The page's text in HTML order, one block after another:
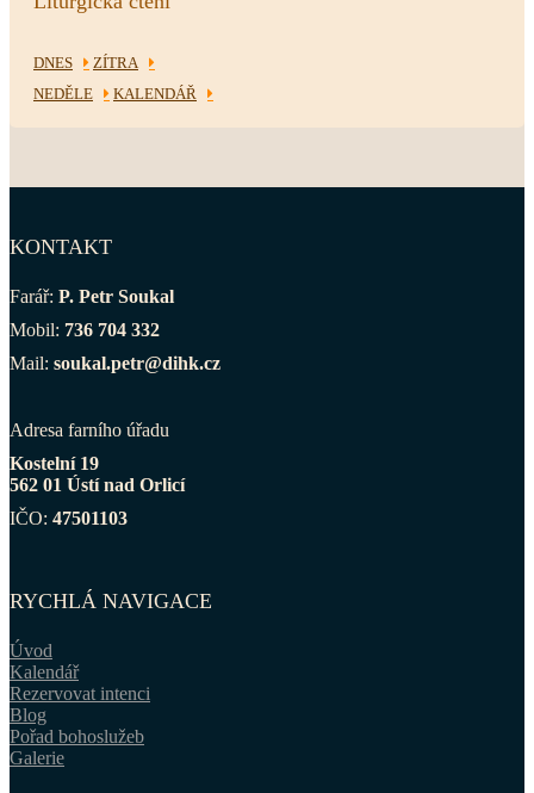
DNES
ZÍTRA
NEDĚLE
KALENDÁŘ
KONTAKT
Farář: P. Petr Soukal
Mobil: 736 704 332
Mail: soukal.petr@dihk.cz
Adresa farního úřadu
Kostelní 19
562 01 Ústí nad Orlicí
IČO: 47501103
RYCHLÁ NAVIGACE
Úvod
Kalendář
Rezervovat intenci
Blog
Pořad bohoslužeb
Galerie